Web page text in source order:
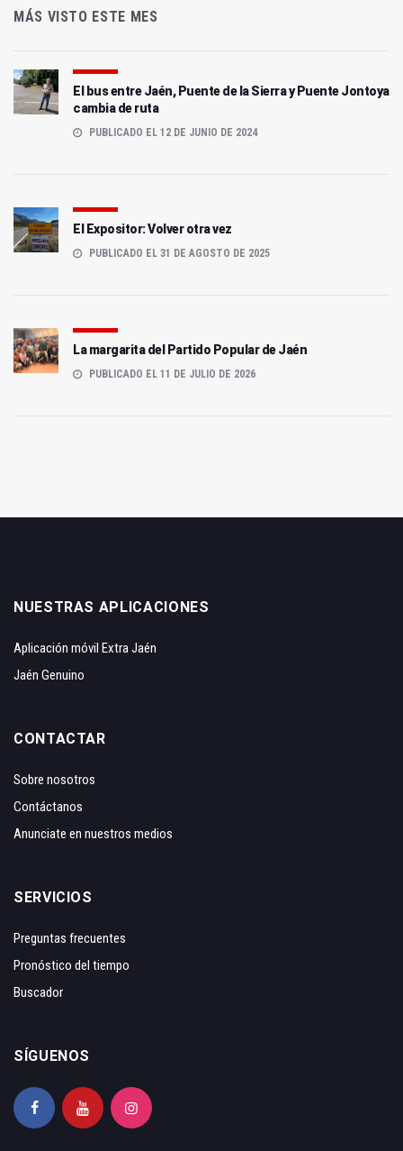
MÁS VISTO ESTE MES
El bus entre Jaén, Puente de la Sierra y Puente Jontoya
cambia de ruta
PUBLICADO EL 12 DE JUNIO DE 2024
El Expositor: Volver otra vez
PUBLICADO EL 31 DE AGOSTO DE 2025
La margarita del Partido Popular de Jaén
PUBLICADO EL 11 DE JULIO DE 2026
NUESTRAS APLICACIONES
Aplicación móvil Extra Jaén
Jaén Genuino
CONTACTAR
Sobre nosotros
Contáctanos
Anunciate en nuestros medios
SERVICIOS
Preguntas frecuentes
Pronóstico del tiempo
Buscador
SÍGUENOS